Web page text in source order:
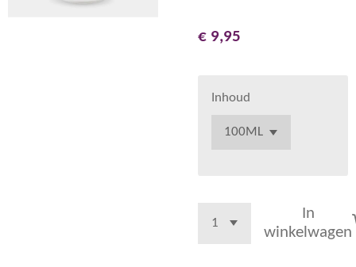
€ 9,95
Inhoud
In
winkelwagen